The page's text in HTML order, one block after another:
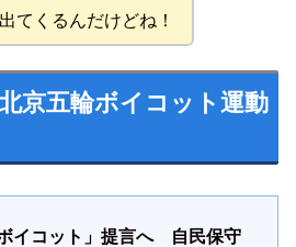
てくるんだけどね！
京五輪ボイコット運動
イコット」提言へ 自民保守